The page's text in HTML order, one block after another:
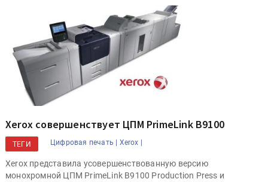
Xerox совершенствует ЦПМ PrimeLink B9100
ТЕГИ Цифровая печать | Xerox |
Xerox представила усовершенствованную версию
монохромной ЦПМ PrimeLink B9100 Production Press и